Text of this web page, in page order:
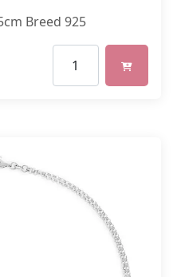
Breed 925